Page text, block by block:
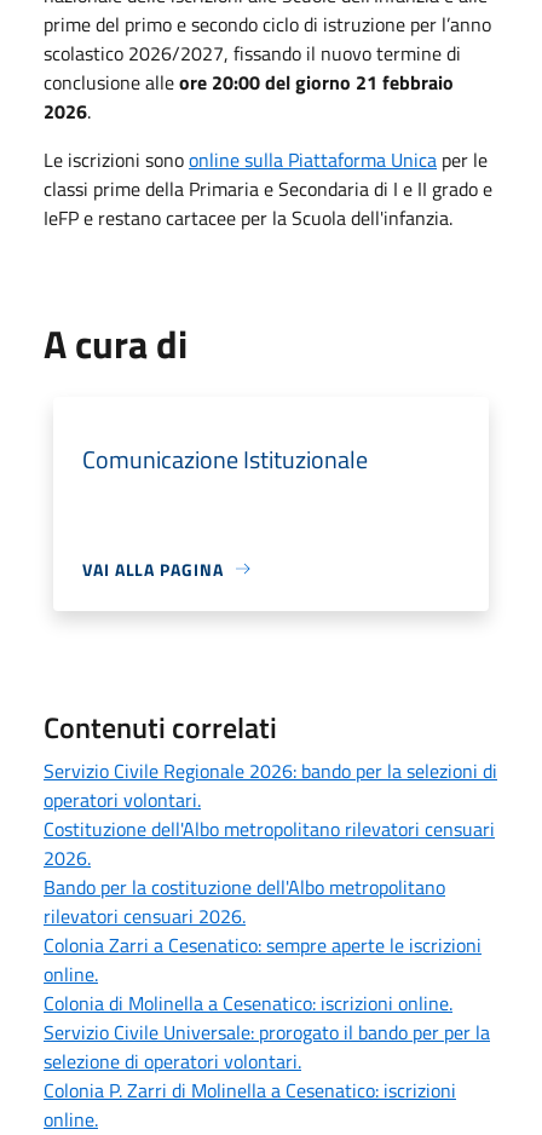
prime del primo e secondo ciclo di istruzione per l’anno
scolastico 2026/2027, fissando il nuovo termine di
conclusione alleore 20:00 del giorno 21 febbraio
2026.
Le iscrizioni sonoonline sulla Piattaforma Unica per le
classi prime della Primaria e Secondaria di I e II grado e
IeFP e restano cartacee per la Scuola dell'infanzia.
A cura di
Comunicazione Istituzionale
VAI ALLA PAGINA
Contenuti correlati
Servizio Civile Regionale 2026: bando per la selezioni di
operatori volontari.
Costituzione dell'Albo metropolitano rilevatori censuari
2026.
Bando per la costituzione dell'Albo metropolitano
rilevatori censuari 2026.
Colonia Zarri a Cesenatico: sempre aperte le iscrizioni
online.
Colonia di Molinella a Cesenatico: iscrizioni online.
Servizio Civile Universale: prorogato il bando per per la
selezione di operatori volontari.
Colonia P. Zarri di Molinella a Cesenatico: iscrizioni
online.